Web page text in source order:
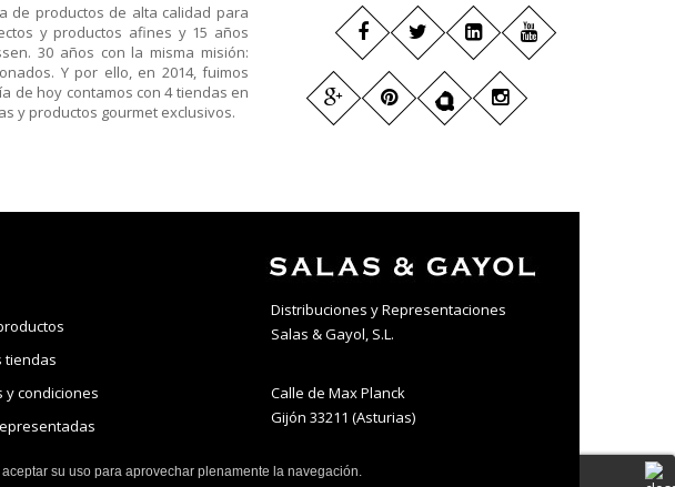
su uso para aprovechar plenamente la navegación.
de productos de alta calidad para
y productos afines y 15 años
30 años con la misma misión:
Y por ello, en 2014, fuimos
de hoy contamos con 4 tiendas en
y productos gourmet exclusivos.
tiendas
y condiciones
Distribuciones y Representaciones
Salas & Gayol, S.L.
Calle de Max Planck
Gijón 33211 (Asturias)